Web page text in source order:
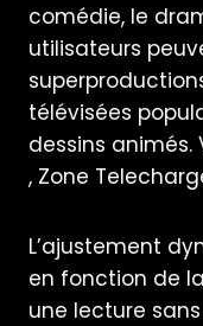
comédie, le
utilisateurs
télévisées
dessins
, Zone
L’ajustement
en fonction de
une lecture